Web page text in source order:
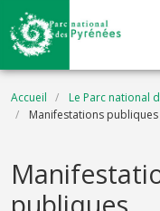
Aller au contenu principal
Fil d'Ariane
Accueil Le Parc national
Manifestations publiques